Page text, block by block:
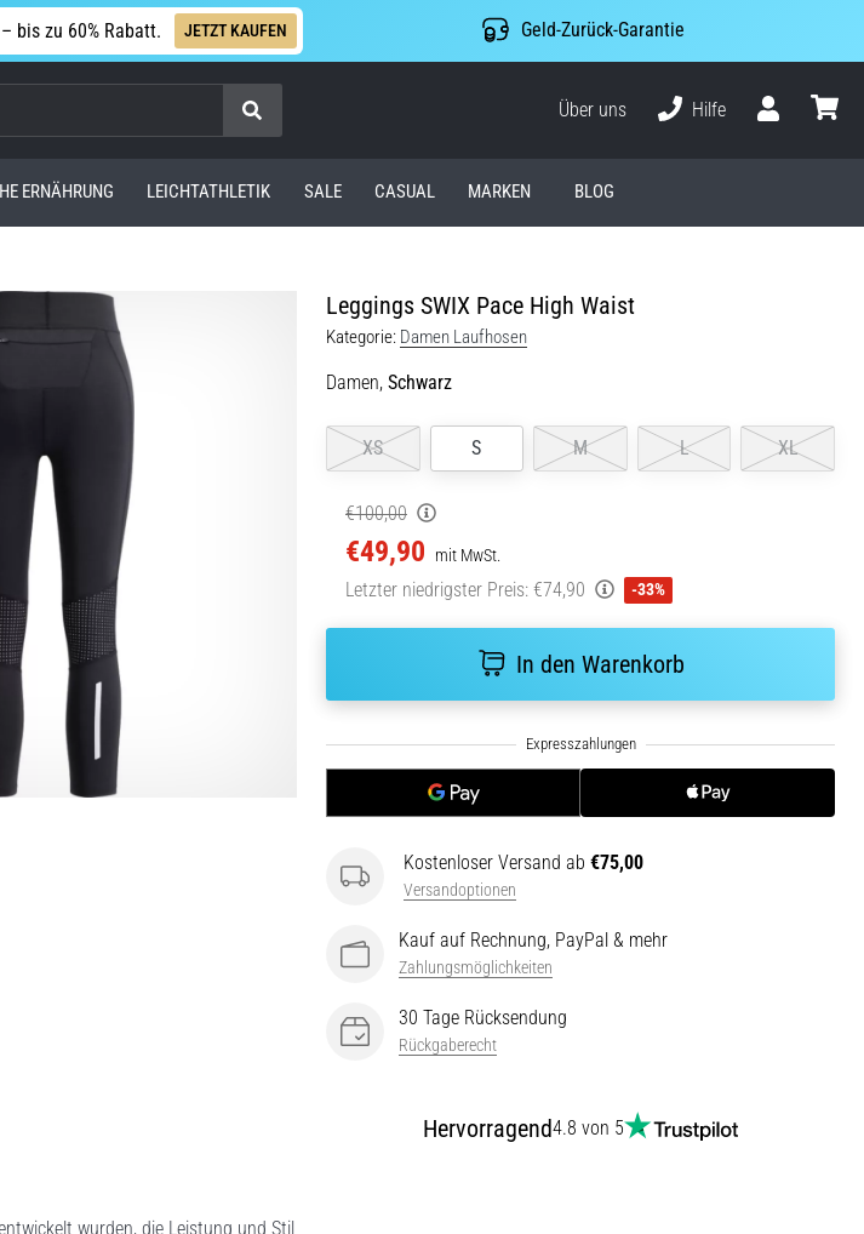
bis zu 60% Rabatt. JETZT KAUFEN Geld-Zurück-Garantie
Suche
Über uns
Hilfe
ERNÄHRUNG LEICHTATHLETIK SALE CASUAL MARKEN BLOG
Leggings SWIX Pace High Waist
Kategorie: Damen Laufhosen
Damen, Schwarz
XS S M L XL
€100,00
€49,90 mit MwSt.
Letzter niedrigster Preis: €74,90 -33%
In den Warenkorb
Kostenloser Versand ab €75,00
Versandoptionen
Kauf auf Rechnung, PayPal & mehr
Zahlungsmöglichkeiten
30 Tage Rücksendung
Rückgaberecht
Hervorragend4.8 von 5
wurden, die Leistung und Stil